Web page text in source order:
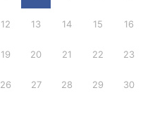
12 13 14 15 16
19 20 21 22 23
26 27 28 29 30